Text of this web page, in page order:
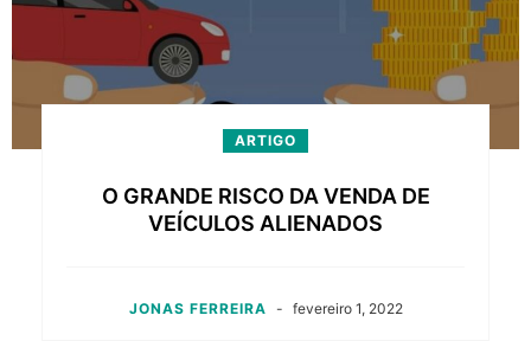
ARTIGO
O GRANDE RISCO DA VENDA DE
VEÍCULOS ALIENADOS
JONAS FERREIRA - fevereiro 1, 2022